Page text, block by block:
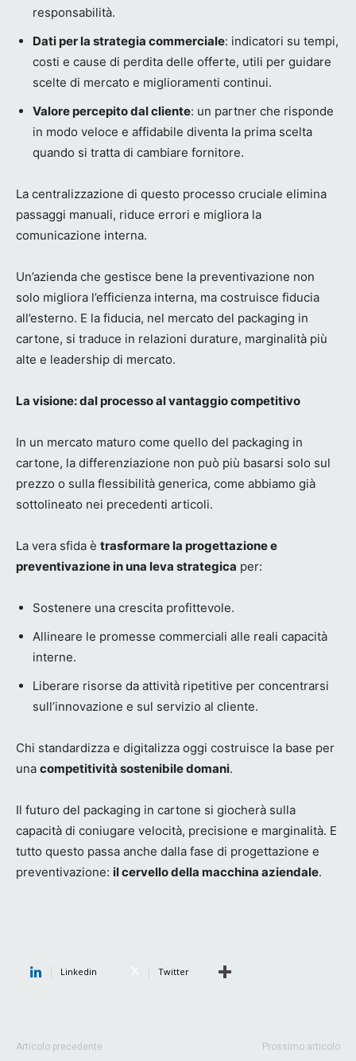
responsabilità.
Dati per la strategia commerciale: indicatori su tempi,
costi e cause di perdita delle offerte, utili per guidare
scelte di mercato e miglioramenti continui.
Valore percepito dal cliente: un partner che risponde
in modo veloce e affidabile diventa la prima scelta
quando si tratta di cambiare fornitore.
La centralizzazione di questo processo cruciale elimina
passaggi manuali, riduce errori e migliora la
comunicazione interna.
Un’azienda che gestisce bene la preventivazione non
solo migliora l’efficienza interna, ma costruisce fiducia
all’esterno. E la fiducia, nel mercato del packaging in
cartone, si traduce in relazioni durature, marginalità più
alte e leadership di mercato.
La visione: dal processo al vantaggio competitivo
In un mercato maturo come quello del packaging in
cartone, la differenziazione non può più basarsi solo sul
prezzo o sulla flessibilità generica, come abbiamo già
sottolineato nei precedenti articoli.
La vera sfida è trasformare la progettazione e
preventivazione in una leva strategica per:
Sostenere una crescita profittevole.
Allineare le promesse commerciali alle reali capacità
interne.
Liberare risorse da attività ripetitive per concentrarsi
sull’innovazione e sul servizio al cliente.
Chi standardizza e digitalizza oggi costruisce la base per
una competitività sostenibile domani.
Il futuro del packaging in cartone si giocherà sulla
capacità di coniugare velocità, precisione e marginalità. E
tutto questo passa anche dalla fase di progettazione e
preventivazione: il cervello della macchina aziendale.
Linkedin Twitter
Articolo precedente Prossimo articolo